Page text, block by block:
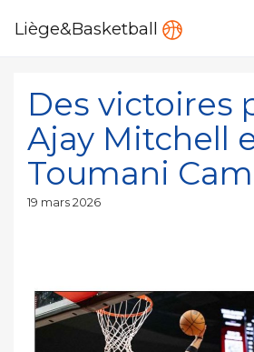
Liège&Basketball
Des victoires
Ajay Mitchell
Toumani
Publié
19 mars 2026